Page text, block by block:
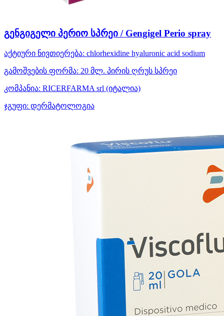
გენგიგელი პერიო სპრეი / Gengigel Perio spray
აქტიური ნივთიერება: chlorhexidine hyaluronic acid sodium
გამოშვების ფორმა: 20 მლ. პირის ღრუს სპრეი
კომპანია: RICERFARMA srl (იტალია)
ჯგუფი: დერმატოლოგია